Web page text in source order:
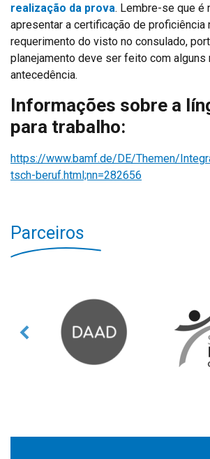
realização da prova. Lembre-se que é
apresentar a certificação de proficiência
requerimento do visto no consulado,
planejamento deve ser feito com
antecedência.
Informações sobre a
para trabalho:
https://www.bamf.de/DE/Themen/
tsch-beruf.html;nn=282656
Parceiros